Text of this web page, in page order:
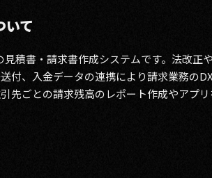
て
積書・請求書作成システムです。法改正
付、入金データの連携により請求業務の
先ごとの請求残高のレポート作成やアプ